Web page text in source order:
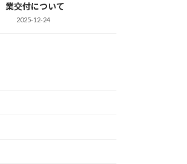
業交付について
2025-12-24